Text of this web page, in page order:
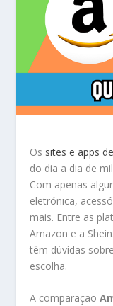
Os sites e apps
do dia a dia de
Com apenas
eletrónica,
mais. Entre as
Amazon e a Shein
têm dúvidas
escolha.
A comparação